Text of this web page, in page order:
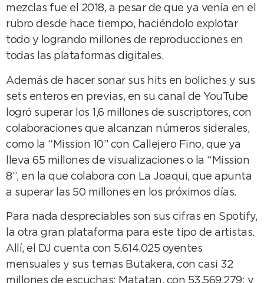
mezclas fue el 2018, a pesar de que ya venía en el
rubro desde hace tiempo, haciéndolo explotar
todo y logrando millones de reproducciones en
todas las plataformas digitales.
Además de hacer sonar sus hits en boliches y sus
sets enteros en previas, en su canal de YouTube
logró superar los 1,6 millones de suscriptores, con
colaboraciones que alcanzan números siderales,
como la “Mission 10” con Callejero Fino, que ya
lleva 65 millones de visualizaciones o la “Mission
8”, en la que colabora con La Joaqui, que apunta
a superar las 50 millones en los próximos días.
Para nada despreciables son sus cifras en Spotify,
la otra gran plataforma para este tipo de artistas.
Allí, el DJ cuenta con 5.614.025 oyentes
mensuales y sus temas Butakera, con casi 32
millones de escuchas; Matatan, con 53.569.279; y